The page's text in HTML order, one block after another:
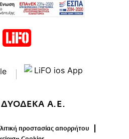
ΔΥΟΔΕΚΑ Α.Ε.
προστασίας απορρήτου